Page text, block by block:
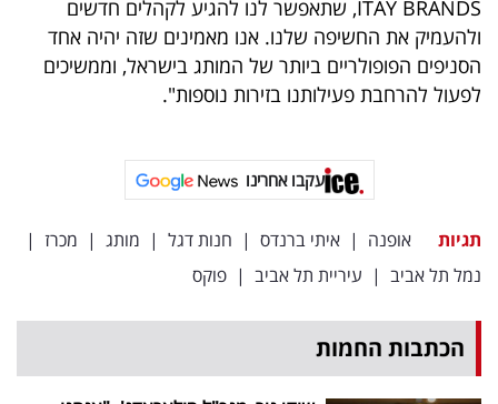
עקבו
אחרינו:
ITAY BRANDS, שתאפשר לנו להגיע לקהלים חדשים
ולהעמיק את החשיפה שלנו. אנו מאמינים שזה יהיה אחד
הסניפים הפופולריים ביותר של המותג בישראל, וממשיכים
לפעול להרחבת פעילותנו בזירות נוספות".
עקבו אחרינו
תגיות אופנה | איתי ברנדס | חנות דגל | מותג | מכרז |
נמל תל אביב | עיריית תל אביב | פוקס
הכתבות החמות